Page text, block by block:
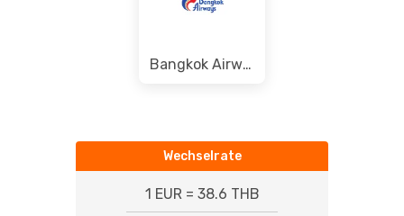
Bangkok Airways
Wechselrate
1 EUR = 38.6 THB